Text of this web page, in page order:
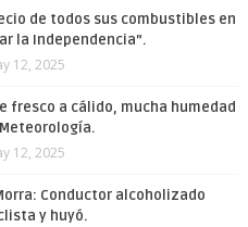
de todos sus combustibles en
la Independencia”.
12, 2025
fresco a cálido, mucha humedad
12, 2025
Conductor alcoholizado
y huyó.